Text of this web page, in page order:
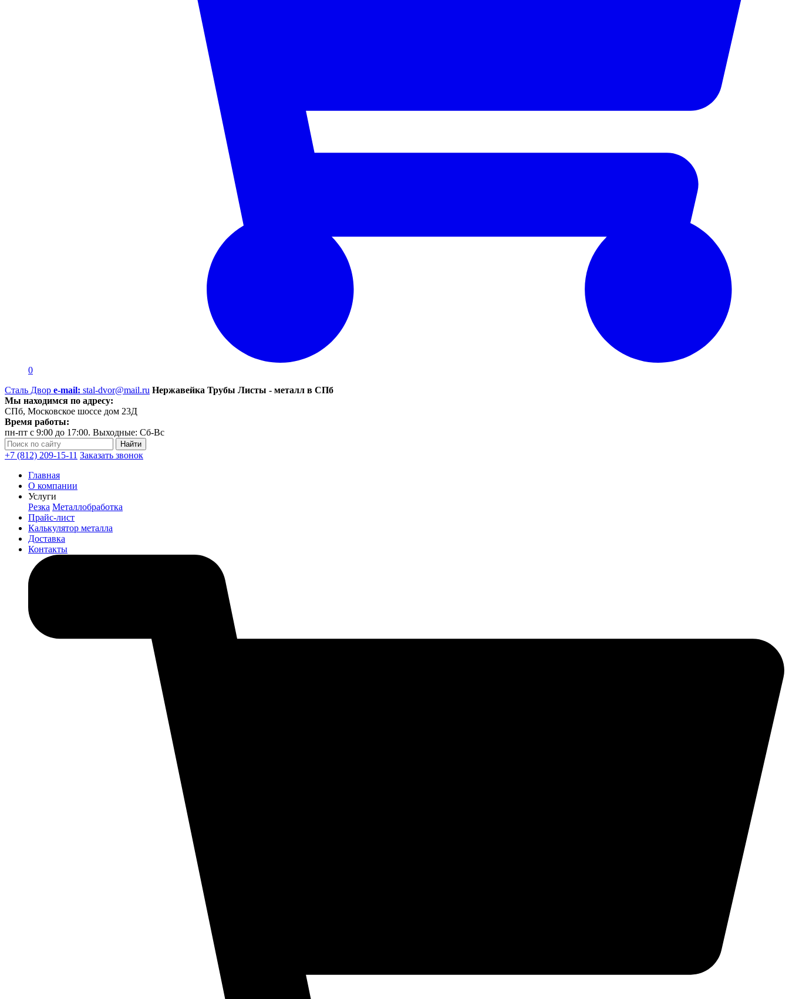
0
Сталь Двор e-mail: stal-dvor@mail.ru Нержавейка Трубы Листы - металл в СПб
Мы находимся по адресу:
СПб, Московское шоссе дом 23Д
Время работы:
пн-пт с 9:00 до 17:00. Выходные: Сб-Вс
+7 (812) 209-15-11 Заказать звонок
Главная
О компании
Услуги
Резка Металлобработка
Прайс-лист
Калькулятор металла
Доставка
Контакты